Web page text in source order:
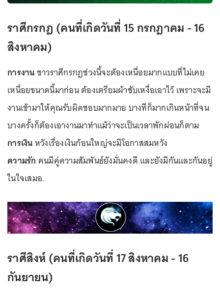
ราศีกรกฎ (คนที่เกิดวันที่ 15 กรกฎาคม - 16
สิงหาคม)
การงานชาวราศีกรกฎช่วงนี้จะต้องเหนื่อยมากแบบที่ไม่เคย
เหนื่อยขนาดนี้มาก่อน ต้องเตรียมผ้าซับเหงื่อเอาไว้ เพราะจะมี
งานเข้ามาให้คุณรับผิดชอบมากมาย บางทีก็มากเกินหน้าที่จน
บางครั้งก็ต้องเอางานมาทำแม้ว่าจะเป็นเวลาพักผ่อนก็ตาม
การเงินหวังเรื่องเงินก้อนใหญ่จะมีโอกาสสมหวัง
ความรัก คนมีคู่ความสัมพันธ์ยังมั่นคงดี และยังมีกันและกันอยู่
ในใจเสมอ.
ราศีสิงห์ (คนที่เกิดวันที่ 17 สิงหาคม - 16
กันยายน)